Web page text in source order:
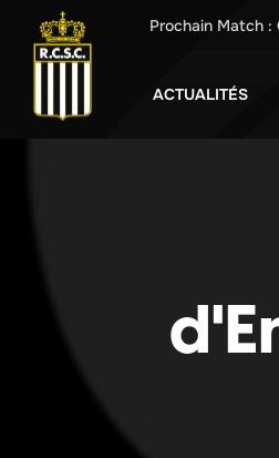
Prochain Match :
ACTUALITÉS